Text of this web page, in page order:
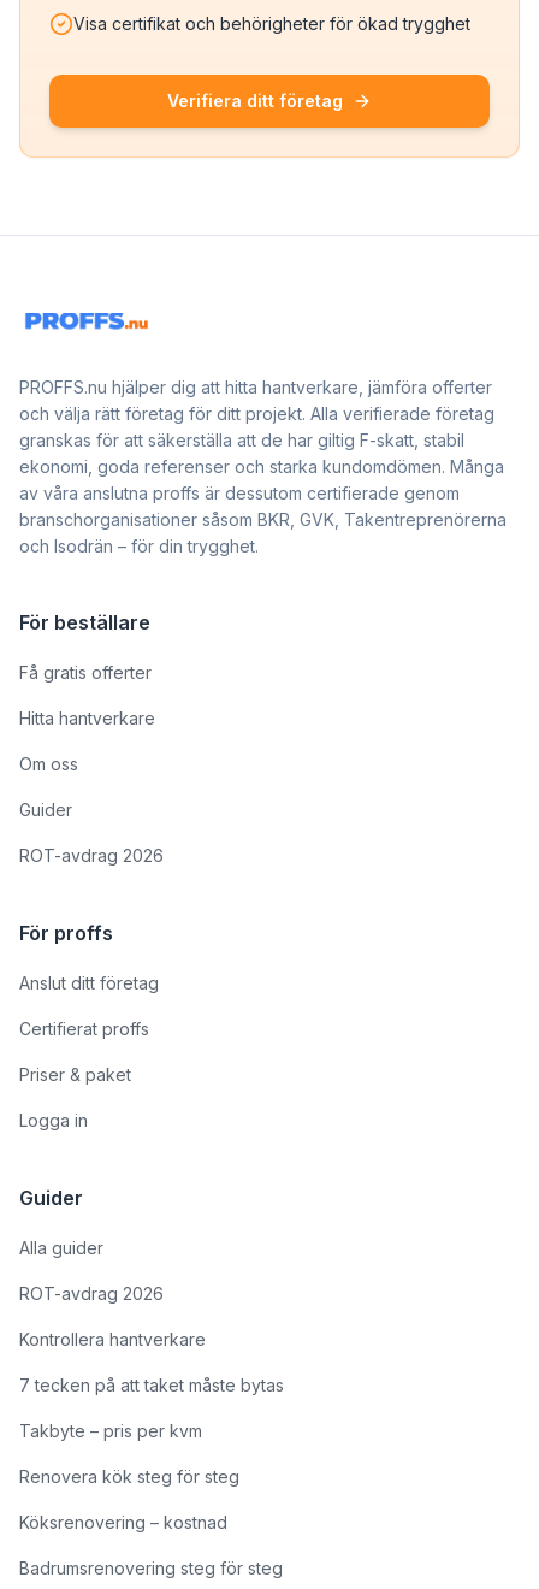
Visa certifikat och behörigheter för ökad trygghet
Verifiera ditt företag
PROFFS.nu hjälper dig att hitta hantverkare, jämföra offerter
och välja rätt företag för ditt projekt. Alla verifierade företag
granskas för att säkerställa att de har giltig F-skatt, stabil
ekonomi, goda referenser och starka kundomdömen. Många
av våra anslutna proffs är dessutom certifierade genom
branschorganisationer såsom BKR, GVK, Takentreprenörerna
och Isodrän – för din trygghet.
För beställare
Få gratis offerter
Hitta hantverkare
Om oss
Guider
ROT-avdrag 2026
För proffs
Anslut ditt företag
Certifierat proffs
Priser & paket
Logga in
Guider
Alla guider
ROT-avdrag 2026
Kontrollera hantverkare
7 tecken på att taket måste bytas
Takbyte – pris per kvm
Renovera kök steg för steg
Köksrenovering – kostnad
Badrumsrenovering steg för steg